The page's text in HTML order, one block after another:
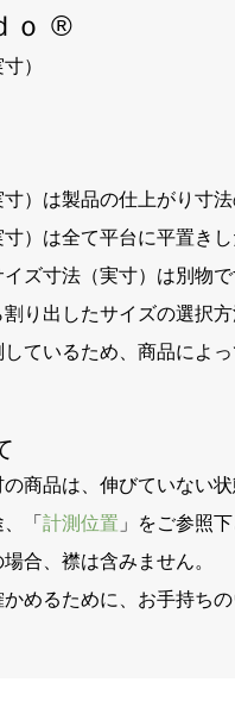
ｏ ®
）
）は製品の仕上がり寸法
）は全て平台に平置き
ズ寸法（実寸）は別物で
り出したサイズの選択方
ているため、商品によ
商品は、伸びていない
「 計測位置 」をご参照下
合、襟は含みません。
めるために、お手持ち